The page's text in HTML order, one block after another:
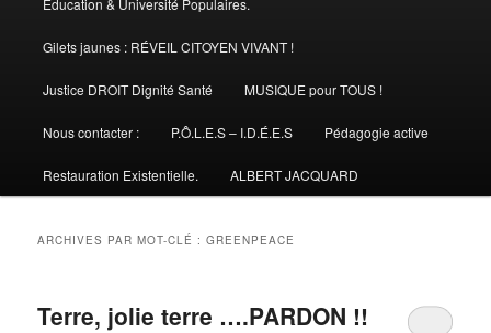
Gilets jaunes : RÉVEIL CITOYEN VIVANT !
Justice DROIT Dignité Santé MUSIQUE pour TOUS !
Nous contacter : P.Ô.L.E.S – I.D.É.E.S Pédagogie active
Restauration Existentielle. ALBERT JACQUARD
ARCHIVES PAR MOT-CLÉ :GREENPEACE
Terre, jolie terre ….PARDON !!